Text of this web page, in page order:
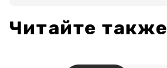
Читайте также